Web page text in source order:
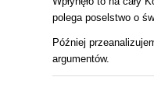
polega poselstwo o
Później
argumentów.